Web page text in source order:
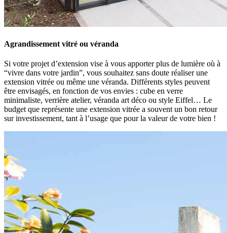
Agrandissement vitré ou véranda
Si votre projet d’extension vise à vous apporter plus de lumière où à
“vivre dans votre jardin”, vous souhaitez sans doute réaliser une
extension vitrée ou même une véranda. Différents styles peuvent
être envisagés, en fonction de vos envies : cube en verre
minimaliste, verrière atelier, véranda art déco ou style Eiffel… Le
budget que représente une extension vitrée a souvent un bon retour
sur investissement, tant à l’usage que pour la valeur de votre bien !